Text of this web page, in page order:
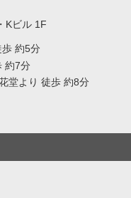
Kビル 1F
約5分
約7分
堂より 徒歩 約8分